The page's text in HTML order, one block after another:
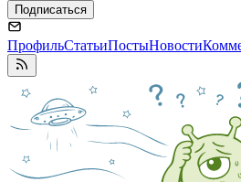
Подписаться
ПрофильСтатьиПостыНовости